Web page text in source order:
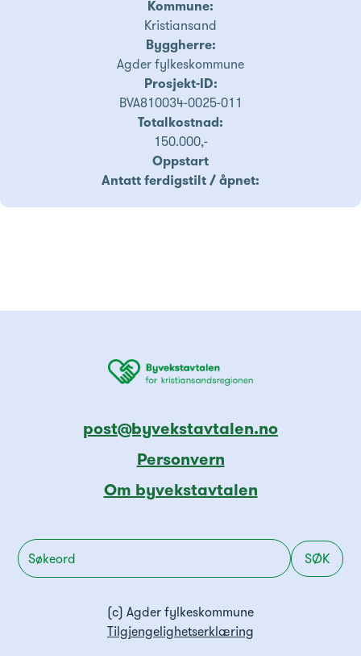
Kommune:
Kristiansand
Byggherre:
Agder fylkeskommune
Prosjekt-ID:
BVA810034-0025-011
Totalkostnad:
150.000,-
Oppstart
Antatt ferdigstilt / åpnet:
post@byvekstavtalen.no
Personvern
Om byvekstavtalen
(c) Agder fylkeskommune
Tilgjengelighetserklæring